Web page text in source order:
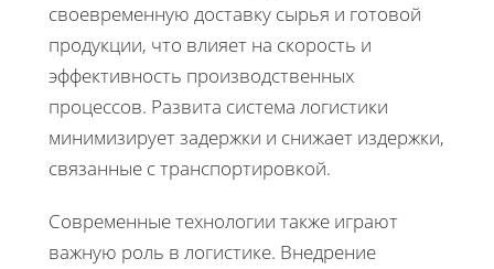
своевременную доставку сырья и готовой
продукции, что влияет на скорость и
эффективность производственных
процессов. Развита система логистики
минимизирует задержки и снижает издержки,
связанные с транспортировкой.
Современные технологии также играют
важную роль в логистике. Внедрение